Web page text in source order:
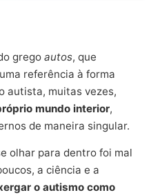
grego autos, que
referência à forma
autista, muitas vezes,
mundo interior,
de maneira singular.
olhar para dentro foi mal
a ciência e a
o autismo como